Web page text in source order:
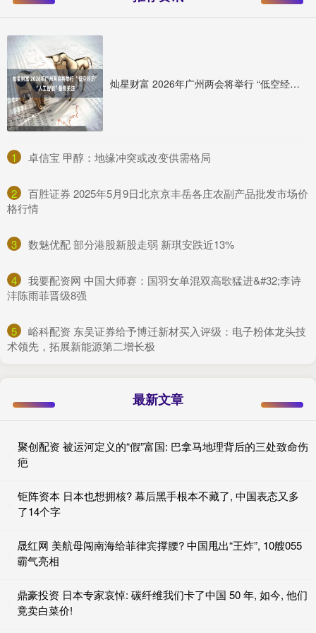
灿星财富 2026年广州两会将举行 “低空经济”“人工智能”备受关注
1 ​卓信宝 甲醇：地缘冲突或改变供需格局
2
​百胜证券 2025年5月9日北京京丰岳各庄农副产品批发市场价
格行情
3 ​数魅优配 部分港股新股走弱 新琪安跌近13%
4
​我要配资网 中国大师赛：国羽女单混双高歌猛进&#32;李诗
沣陈雨菲晋级8强
5
​峪科配资 东吴证券给予博迁新材买入评级：电子粉体龙头技
术领先，拓展新能源第二增长极
最新文章
聚创配资 被运河定义的“假”富国: 巴拿马地理背后的三处致命伤
疤
钜阵资本 日本也想拥核? 幕后黑手根本不藏了, 中国表态又多
了14个字
晟红网 美航母闯南海给菲律宾撑腰? 中国甩出“王炸”, 10艘055
霸气亮相
鼎豪投资 日本专家哀悼: 碳纤维我们卡了中国 50 年, 如今, 他们
竟卖白菜价!